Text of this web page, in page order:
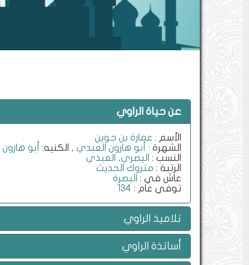
عن حياة الراوي
الأسم : عمارة بن جوين
الشهرة : أبو هارون العبدي , الكنيه:
أبو هارون
النسب : البصري, العبدي
الرتبة : متروك الحديث
عاش في : البصرة
توفي عام : 134
تلاميذ الراوي
أساتذة الراوي